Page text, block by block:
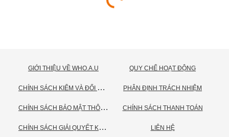
GIỚI THIỆU VỀ WHO.A.U
C
HÍNH SÁCH KIỂM VÀ ĐỔI TRẢ HÀNG
C
HÍNH SÁCH BẢO MẬT THÔNG TIN CÁ NHÂN
C
HÍNH SÁCH GIẢI QUYẾT KHIẾU NẠI
QUY CHẾ HOẠT ĐỘNG
PHÂN ĐỊNH TRÁCH NHIỆM
CHÍNH SÁCH THANH TOÁN
LIÊN HỆ